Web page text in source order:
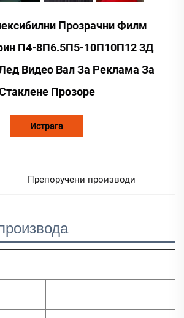
Прозрачни Филм
П4-8П6.5П5-10П10П12 3Д
Видео Вал За Реклама За
Прозоре
Истрага
Препоручени производи